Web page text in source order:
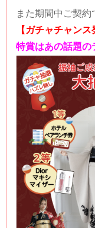
また期間中ご契
【ガチャチャンス
特賞はあの話題の